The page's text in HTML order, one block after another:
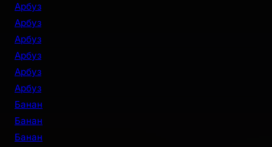
Арбуз
Арбуз
Арбуз
Арбуз
Арбуз
Арбуз
Банан
Банан
Банан